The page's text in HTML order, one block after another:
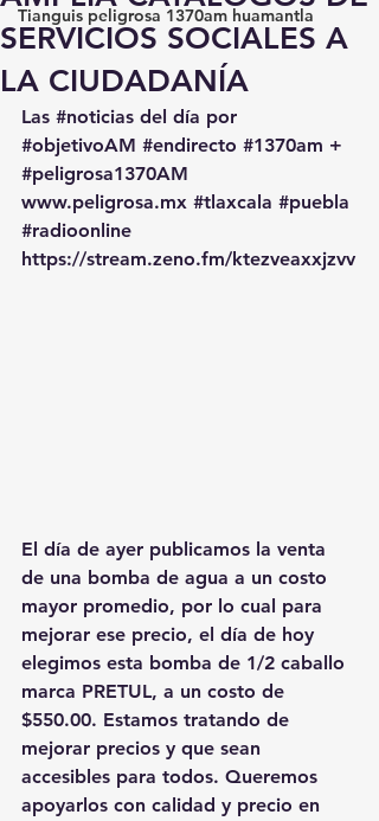
Tianguis peligrosa 1370am huamantla
SERVICIOS SOCIALES A
LA CIUDADANÍA
Las #noticias del día por
#objetivoAM #endirecto #1370am +
#peligrosa1370AM
www.peligrosa.mx #tlaxcala #puebla
#radioonline
https://stream.zeno.fm/ktezveaxxjzvv
El día de ayer publicamos la venta
de una bomba de agua a un costo
mayor promedio, por lo cual para
mejorar ese precio, el día de hoy
elegimos esta bomba de 1/2 caballo
marca PRETUL, a un costo de
$550.00. Estamos tratando de
mejorar precios y que sean
accesibles para todos. Queremos
apoyarlos con calidad y precio en